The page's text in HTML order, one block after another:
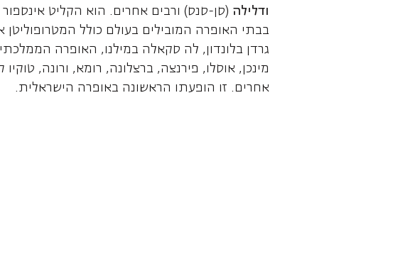
ודלילה (סן-סנס) ורבים אחרים. הוא הקליט אינספור
בבתי האופרה המובילים בעולם כולל המטרופוליטן
גרדן בלונדון, לה סקאלה במילנו, האופרה
מינכן, אוסלו, פירנצה, ברצלונה, רומא, ורונה,
אחרים. זו הופעתו הראשונה באופרה הישראלית.